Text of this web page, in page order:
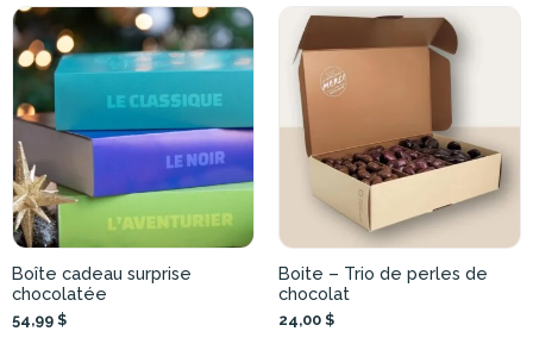
Boîte cadeau surprise
chocolatée
54,99 $
Boite – Trio de perles de
chocolat
24,00 $